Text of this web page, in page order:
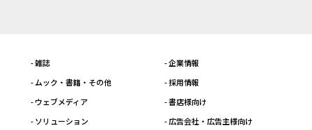
- 雑誌
- ムック・書籍・その他
- ウェブメディア
- ソリューション
- 企業情報
- 採用情報
- 書店様向け
- 広告会社・広告主様向け